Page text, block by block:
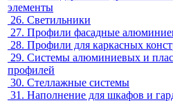
элементы
26. Светильники
27. Профили фасадные
28. Профили для каркасных
29. Системы алюминиевых и
профилей
30. Стеллажные системы
31. Наполнение для шкафов и